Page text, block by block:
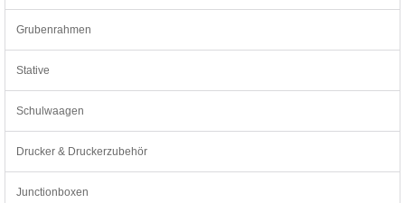
Grubenrahmen
Stative
Schulwaagen
Drucker & Druckerzubehör
Junctionboxen